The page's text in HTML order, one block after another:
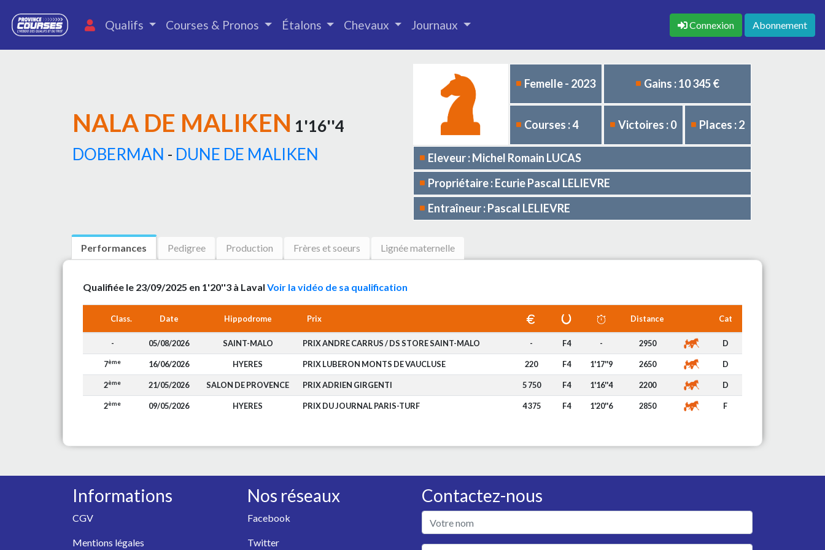
Qualifs Courses & Pronos Étalons Chevaux Journaux Connexion Abonnement
NALA DE MALIKEN 1'16''4
DOBERMAN - DUNE DE MALIKEN
Femelle - 2023 Gains : 10 345 €
Courses : 4 Victoires : 0 Places : 2
Eleveur : Michel Romain LUCAS
Propriétaire : Ecurie Pascal LELIEVRE
Entraîneur : Pascal LELIEVRE
Performances Pedigree Production Frères et soeurs Lignée maternelle
Qualifiée le 23/09/2025 en 1'20''3 à Laval Voir la vidéo de sa qualification
Class. Date Hippodrome Prix Distance Cat
- 05/08/2026 SAINT-MALO PRIX ANDRE CARRUS / DS STORE SAINT-MALO - F4 - 2950 D
7ème 16/06/2026 HYERES PRIX LUBERON MONTS DE VAUCLUSE 220 F4 1'17''9 2650 D
2ème 21/05/2026 SALON DE PROVENCE PRIX ADRIEN GIRGENTI 5 750 F4 1'16''4 2200 D
2ème 09/05/2026 HYERES PRIX DU JOURNAL PARIS-TURF 4 375 F4 1'20''6 2850 F
Informations
CGV
Mentions légales
Nos réseaux
Facebook
Twitter
Contactez-nous